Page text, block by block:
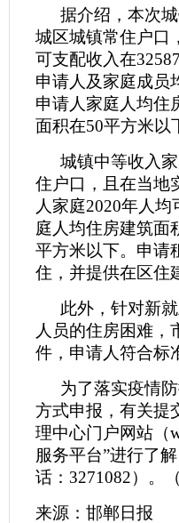
据介绍，本次
城区城镇常住户口
可支配收入在
申请人及家庭成员
申请人家庭人均住
面积在50平方米以
城镇中等收入
住户口，且在当地
人家庭2020年人
庭人均住房建筑面
平方米以下。申请
住，并提供在区住
此外，针对新
人员的住房困难，
件，申请人符合标
为了落实疫情
方式申报，有关提
理中心门户网站（
服务平台”进行了
话：3271082）。
来源：邯郸日报